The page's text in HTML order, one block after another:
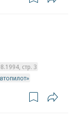
стр. 3